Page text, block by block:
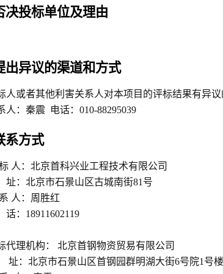
决投标单位及理由
出异议的渠道和方式
人或者其他利害关系人对本项目的评标结果有异
人：秦震 电话：010-88295039
系方式
人：北京首科兴业工程技术有限公司
址：北京市石景山区古城南街81号
人：周胜红
话：18911602119
代理机构： 北京首钢物资贸易有限公司
址：北京市石景山区首钢园群明湖大街6号院1号楼